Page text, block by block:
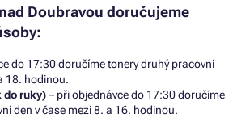
Doubravou doručujeme
do 17:30 doručíme tonery druhý pracovní
18. hodinou.
do ruky)– při objednávce do 17:30 doručíme
den v čase mezi 8. a 16. hodinou.